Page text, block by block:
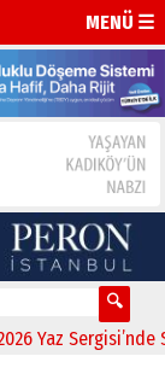
MENÜ ☰
Sergisi’nde